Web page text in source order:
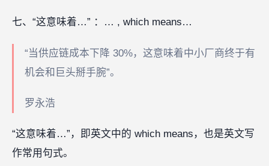
七、“这意味着…” ：… , which means…
“当供应链成本下降 30%，这意味着中小厂商终于有
机会和巨头掰手腕”。
罗永浩
“这意味着…”，即英文中的 which means，也是英文写
作常用句式。